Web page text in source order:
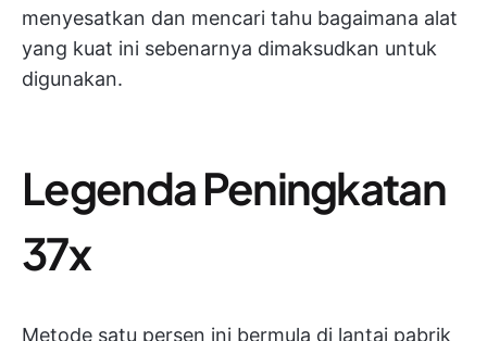
menyesatkan dan mencari tahu bagaimana alat
yang kuat ini sebenarnya dimaksudkan untuk
digunakan.
Legenda Peningkatan
37x
Metode satu persen ini bermula di lantai pabrik